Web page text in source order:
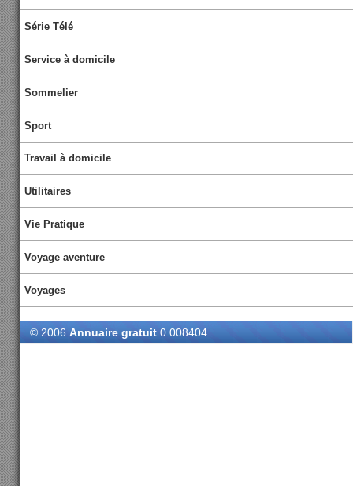
Série Télé
Service à domicile
Sommelier
Sport
Travail à domicile
Utilitaires
Vie Pratique
Voyage aventure
Voyages
© 2006 Annuaire gratuit 0.008404